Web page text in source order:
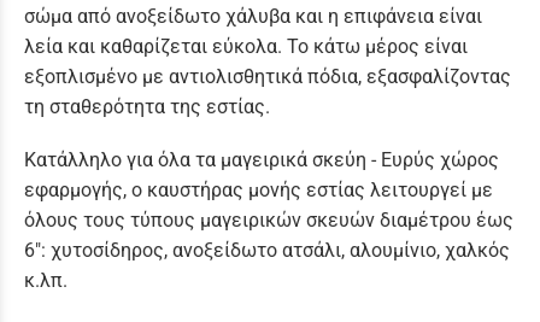
σώμα από ανοξείδωτο χάλυβα και η επιφάνεια είναι
λεία και καθαρίζεται εύκολα. Το κάτω μέρος είναι
εξοπλισμένο με αντιολισθητικά πόδια, εξασφαλίζοντας
τη σταθερότητα της εστίας.
Κατάλληλο για όλα τα μαγειρικά σκεύη - Ευρύς χώρος
εφαρμογής, ο καυστήρας μονής εστίας λειτουργεί με
όλους τους τύπους μαγειρικών σκευών διαμέτρου έως
6": χυτοσίδηρος, ανοξείδωτο ατσάλι, αλουμίνιο, χαλκός
κ.λπ.